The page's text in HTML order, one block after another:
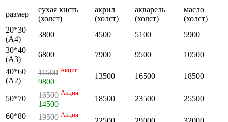
размер
сухая кисть
(холст)
акрил
(холст)
акварель
(холст)
масло
(холст)
20*30
(А4)
3800 4500 5100
5900
30*40
(А3)
6800 7900 9500
10500
40*60
(А2)
11500 Акция
9800
13500 16500 18500
50*70 16500 Акция
14500
18500 23500 25500
60*80
19500 Акция